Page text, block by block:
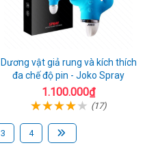
Dương vật giả rung và kích thích
đa chế độ pin - Joko Spray
1.100.000₫
(17)
3 4